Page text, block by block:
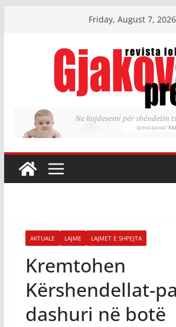
Friday, August 7, 2026
AKTUALE LAJME LAJMET E SHPEJTA
Kremtohen
Kërshendellat-
dashuri në botë